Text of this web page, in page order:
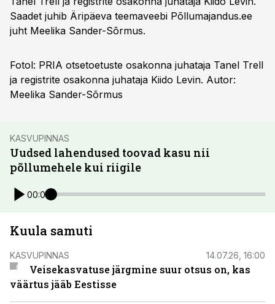
Saadet juhib Äripäeva teemaveebi Põllumajandus.ee
juht Meelika Sander-Sõrmus.
Fotol: PRIA otsetoetuste osakonna juhataja Tanel Trell
ja registrite osakonna juhataja Kiido Levin. Autor:
Meelika Sander-Sõrmus
KASVUPINNAS
Uudsed lahendused toovad kasu nii
põllumehele kui riigile
00:00
Kuula samuti
KASVUPINNAS 14.07.26, 16:00
Veisekasvatuse järgmine suur otsus on, kas
väärtus jääb Eestisse